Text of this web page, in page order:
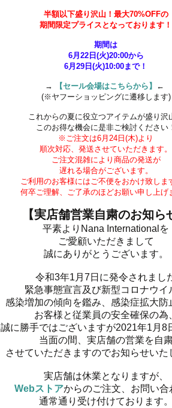
半額以下盛り沢山！最大70%OFFの
期間限定プライスとなっております！
期間は
6月22日(火)20:00から
6月29日(火)10:00まで！
→ 【セール会場はこちらから】
←
(※ヤフーショッピングに遷移します)
これからの夏に役立つアイテムが盛り沢
このお得な機会に是非ご検討ください
※ご注文は6月24日(木)より
順次対応、発送させていただきます。
ご注文混雑により商品の発送が
遅れる場合がございます。
ご利用のお客様にはご不便をおかけ致しま
何卒ご理解、ご了承のほどお願い申し上げ
【実店舗営業自粛のお知ら
平素よりNana Internationalを
ご愛顧いただきまして
誠にありがとうございます。
令和3年1月7日に発令されまし
緊急事態宣言及び新型コロナウイ
感染増加の傾向を鑑み、感染症拡大防
お客様と従業員の安全確保の為
誠に勝手ではございますが2021年1月8
当面の間、実店舗の営業を自
させていただきますのでお知らせいた
実店舗は休業となりますが、
Webストアからのご注文、お問い合
通常通り受け付けております